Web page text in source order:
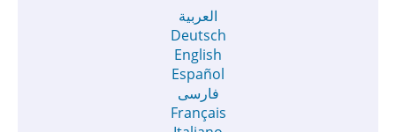
العربية
Deutsch
English
Español
فارسی
Français